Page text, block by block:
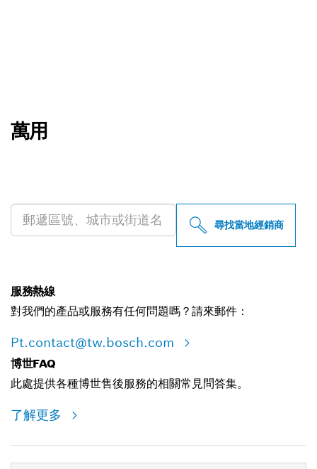
萬用
尋找當地經銷商
服務熱線
對我們的產品或服務有任何問題嗎？請來郵件：
Pt.contact@tw.bosch.com
博世FAQ
此處提供各種博世售後服務的相關常見問答集。
了解更多